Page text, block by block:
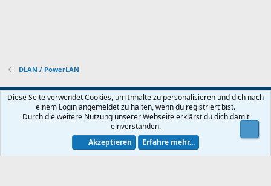
DLAN / PowerLAN
Default-Theme
Nutzungsbedingungen
Datenschutz Hilfe und Impressum Start
Community platform by XenForo® © 2010-2026 XenForo Ltd.
Diese Seite verwendet Cookies, um Inhalte zu personalisieren und dich nach
einem Login angemeldet zu halten, wenn du registriert bist.
Durch die weitere Nutzung unserer Webseite erklärst du dich damit
einverstanden.
Akzeptieren
Erfahre mehr...